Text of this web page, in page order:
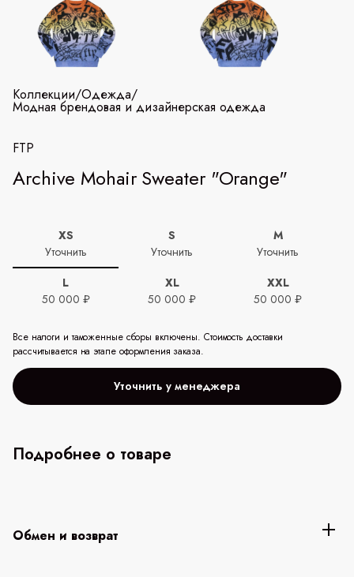
Коллекции/Одежда/
Модная брендовая и дизайнерская одежда
FTP
Archive Mohair Sweater "Orange"
XS
Уточнить
S
Уточнить
M
Уточнить
L
50 000 ₽
XL
50 000 ₽
XXL
50 000 ₽
Все налоги и таможенные сборы включены. Стоимость доставки
рассчитывается на этапе оформления заказа.
Уточнить у менеджера
Подробнее о товаре
Обмен и возврат